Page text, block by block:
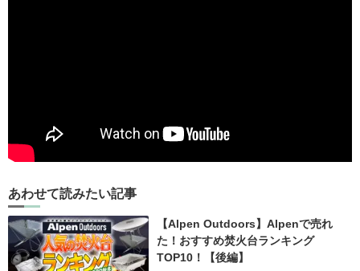
あわせて読みたい記事
【Alpen Outdoors】Alpenで売れ
た！おすすめ焚火台ランキング
TOP10！【後編】